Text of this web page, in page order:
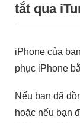
tắt qua
iPhone của
phục iPhone
Nếu bạn đã
hoặc nếu bạn